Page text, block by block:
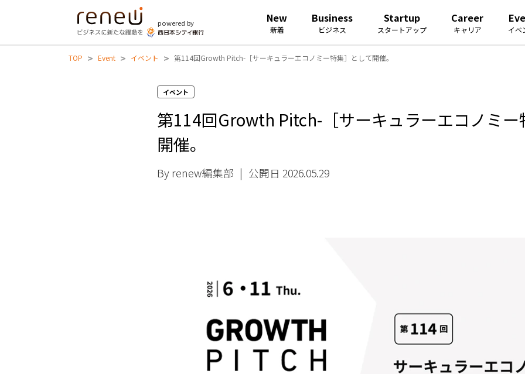
powered by New
新着
Business
ビジネス
Startup
スタートアップ
Career
キャリア イベ
TOP > Event > イベント > 第114回Growth Pitch-［サーキュラーエコノミー特集］として開催。
イベント
第114回Growth Pitch-［サーキュラーエコノミー
開催。
By renew編集部 | 公開日 2026.05.29